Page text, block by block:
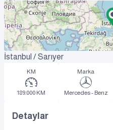
İstanbul / Sarıyer
KM
189.000 KM
Marka
Mercedes - Benz
Detaylar